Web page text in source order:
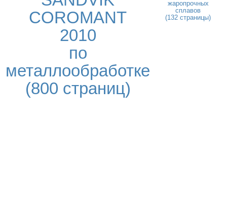
COROMANT
2010
по
металлообработке
(800 страниц)
жаропрочных
сплавов
(132 страницы)